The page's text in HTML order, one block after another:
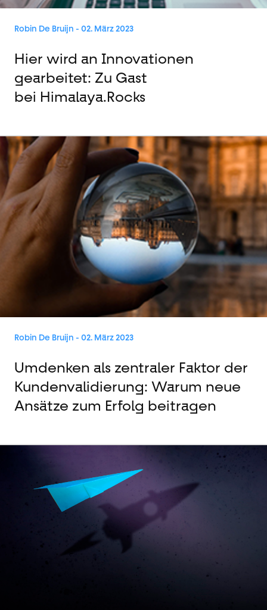
Robin De Bruijn - 02. März 2023
Hier wird an Innovationen
gearbeitet: Zu Gast
bei Himalaya.Rocks
Robin De Bruijn - 02. März 2023
Umdenken als zentraler Faktor der
Kundenvalidierung: Warum neue
Ansätze zum Erfolg beitragen